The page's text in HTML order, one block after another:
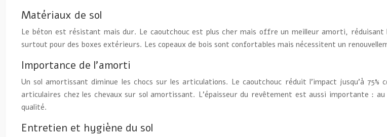
Matériaux de sol
Le béton est résistant mais dur. Le caoutchouc est plus cher mais offre un meilleur amorti,
surtout pour des boxes extérieurs. Les copeaux de bois sont confortables mais nécessitent un
Importance de l’amorti
Un sol amortissant diminue les chocs sur les articulations. Le caoutchouc réduit l’impact jusqu’à
articulaires chez les chevaux sur sol amortissant. L’épaisseur du revêtement est aussi importante :
qualité.
Entretien et hygiène du sol